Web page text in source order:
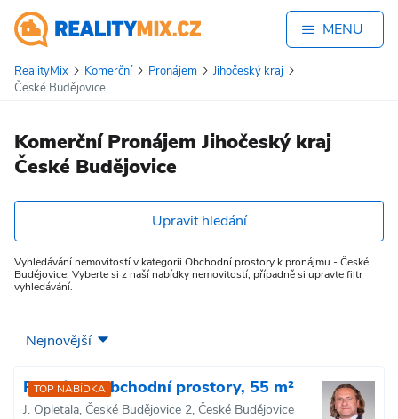
MENU
RealityMix Komerční Pronájem
Jihočeský kraj
České Budějovice
Komerční Pronájem Jihočeský kraj
České Budějovice
Upravit hledání
Vyhledávání nemovitostí v kategorii Obchodní prostory k pronájmu - České
Budějovice. Vyberte si z naší nabídky nemovitostí, případně si upravte filtr
vyhledávání.
TOP NABÍDKA
Pronájem obchodní prostory, 55 m²
J. Opletala, České Budějovice 2, České Budějovice